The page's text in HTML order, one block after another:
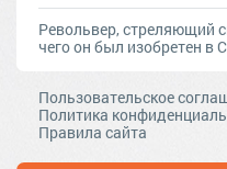
Револьвер, стреляющий
чего он был изобретен в
Пользовательское
Политика
Правила сайта